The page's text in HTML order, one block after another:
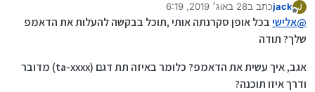
dump של הטלפון יכול להיות נחמד או אפילו רשימת
קבצים עם עץ ספריות ייתן לי משהו להתחיל להבין מה
נראה לי שקיים), כך שבינתיים זה תקוע בענין הקוד..
J
מנותק
jackכתב ב28 באוג׳ 2019, 6:19
נערך לאחרונה על ידי
@אלישיבכל אופן סקרנתה אותי ,תוכל בבקשה להעלות את הדאמפ
שלך? תודה
אגב, איך עשית את הדאמפ? כלומר באיזה תת דגם (ta-xxxx) מדובר
ודרך איזו תוכנה?